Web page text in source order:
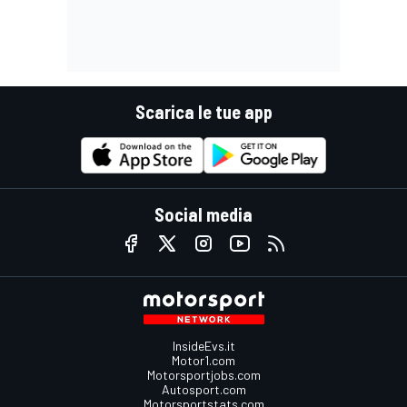
Scarica le tue app
Social media
InsideEvs.it
Motor1.com
Motorsportjobs.com
Autosport.com
Motorsportstats.com